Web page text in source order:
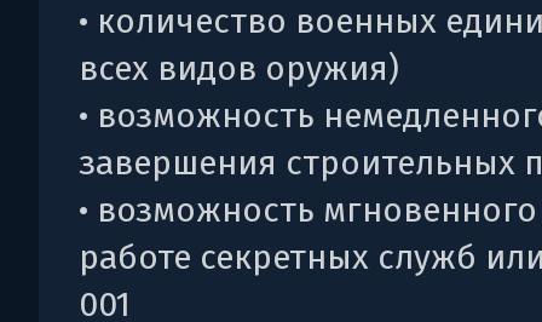
• количество военных
всех видов оружия)
• возможность
завершения строительных
• возможность мгновенного
работе секретных служб
001